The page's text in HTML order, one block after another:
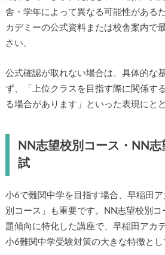
舎・学年によって異なる可能性がある
カデミーの公式資料または校舎案内で
さい。
公式確認が取れない場合は、具体的な
ず、「上位クラスを目指す際に関係す
る場合があります」といった表現にと
NN志望校別コース・NN
試
小6で難関中学を目指す場合、早稲田
別コース」も重要です。NN志望校別
題傾向に特化した講座で、早稲田アカ
小6難関中学受験対策の大きな特徴とし